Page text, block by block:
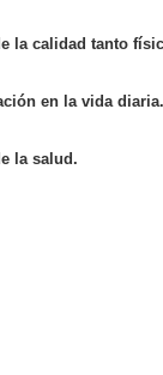
la calidad tanto
en la vida diaria.
la salud.